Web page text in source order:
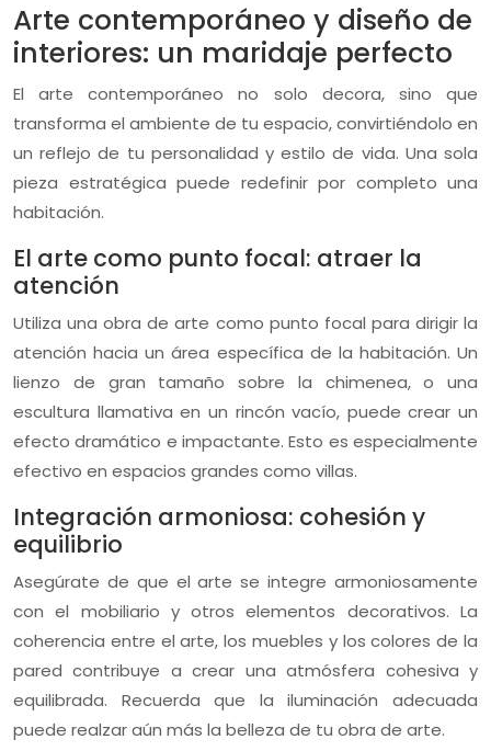
Arte contemporáneo y diseño de
interiores: un maridaje perfecto
El arte contemporáneo no solo decora, sino que
transforma el ambiente de tu espacio, convirtiéndolo en
un reflejo de tu personalidad y estilo de vida. Una sola
pieza estratégica puede redefinir por completo una
habitación.
El arte como punto focal: atraer la
atención
Utiliza una obra de arte como punto focal para dirigir la
atención hacia un área específica de la habitación. Un
lienzo de gran tamaño sobre la chimenea, o una
escultura llamativa en un rincón vacío, puede crear un
efecto dramático e impactante. Esto es especialmente
efectivo en espacios grandes como villas.
Integración armoniosa: cohesión y
equilibrio
Asegúrate de que el arte se integre armoniosamente
con el mobiliario y otros elementos decorativos. La
coherencia entre el arte, los muebles y los colores de la
pared contribuye a crear una atmósfera cohesiva y
equilibrada. Recuerda que la iluminación adecuada
puede realzar aún más la belleza de tu obra de arte.